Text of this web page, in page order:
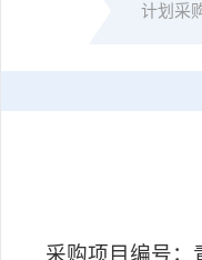
计划采
采购项目编号：